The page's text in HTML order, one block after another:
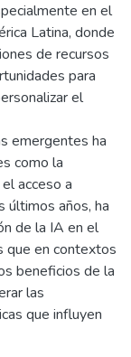
en el
Latina, donde
de recursos
para
el
emergentes ha
como la
acceso a
últimos años, ha
de la IA en el
que en contextos
beneficios de la
las
que influyen